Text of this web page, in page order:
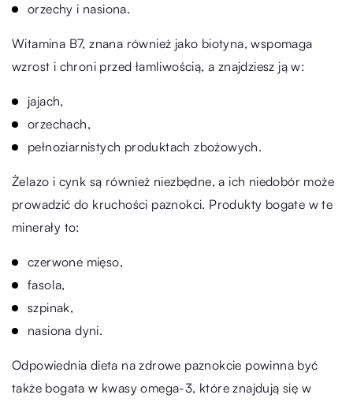
orzechy i nasiona.
Witamina B7, znana również jako biotyna, wspomaga
wzrost i chroni przed łamliwością, a znajdziesz ją w:
jajach,
orzechach,
pełnoziarnistych produktach zbożowych.
Żelazo i cynk są również niezbędne, a ich niedobór może
prowadzić do kruchości paznokci. Produkty bogate w te
minerały to:
czerwone mięso,
fasola,
szpinak,
nasiona dyni.
Odpowiednia dieta na zdrowe paznokcie powinna być
także bogata w kwasy omega-3, które znajdują się w